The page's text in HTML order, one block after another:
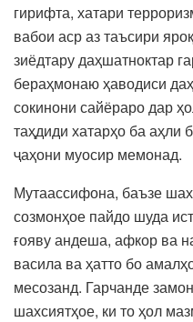
гирифта, хатари
вабои аср аз таъсири
зиёдтару даҳшатноктар
бераҳмонаю ҳаводиси
сокинони сайёраро дар
таҳдиди хатарҳо ба
ҷаҳони муосир мемонад.
Мутаассифона, баъзе
созмонҳое пайдо шуда
ғояву андеша, афкор ва
васила ва ҳатто бо
месозанд. Гарчанде
шахсиятҳое, ки то ҳол